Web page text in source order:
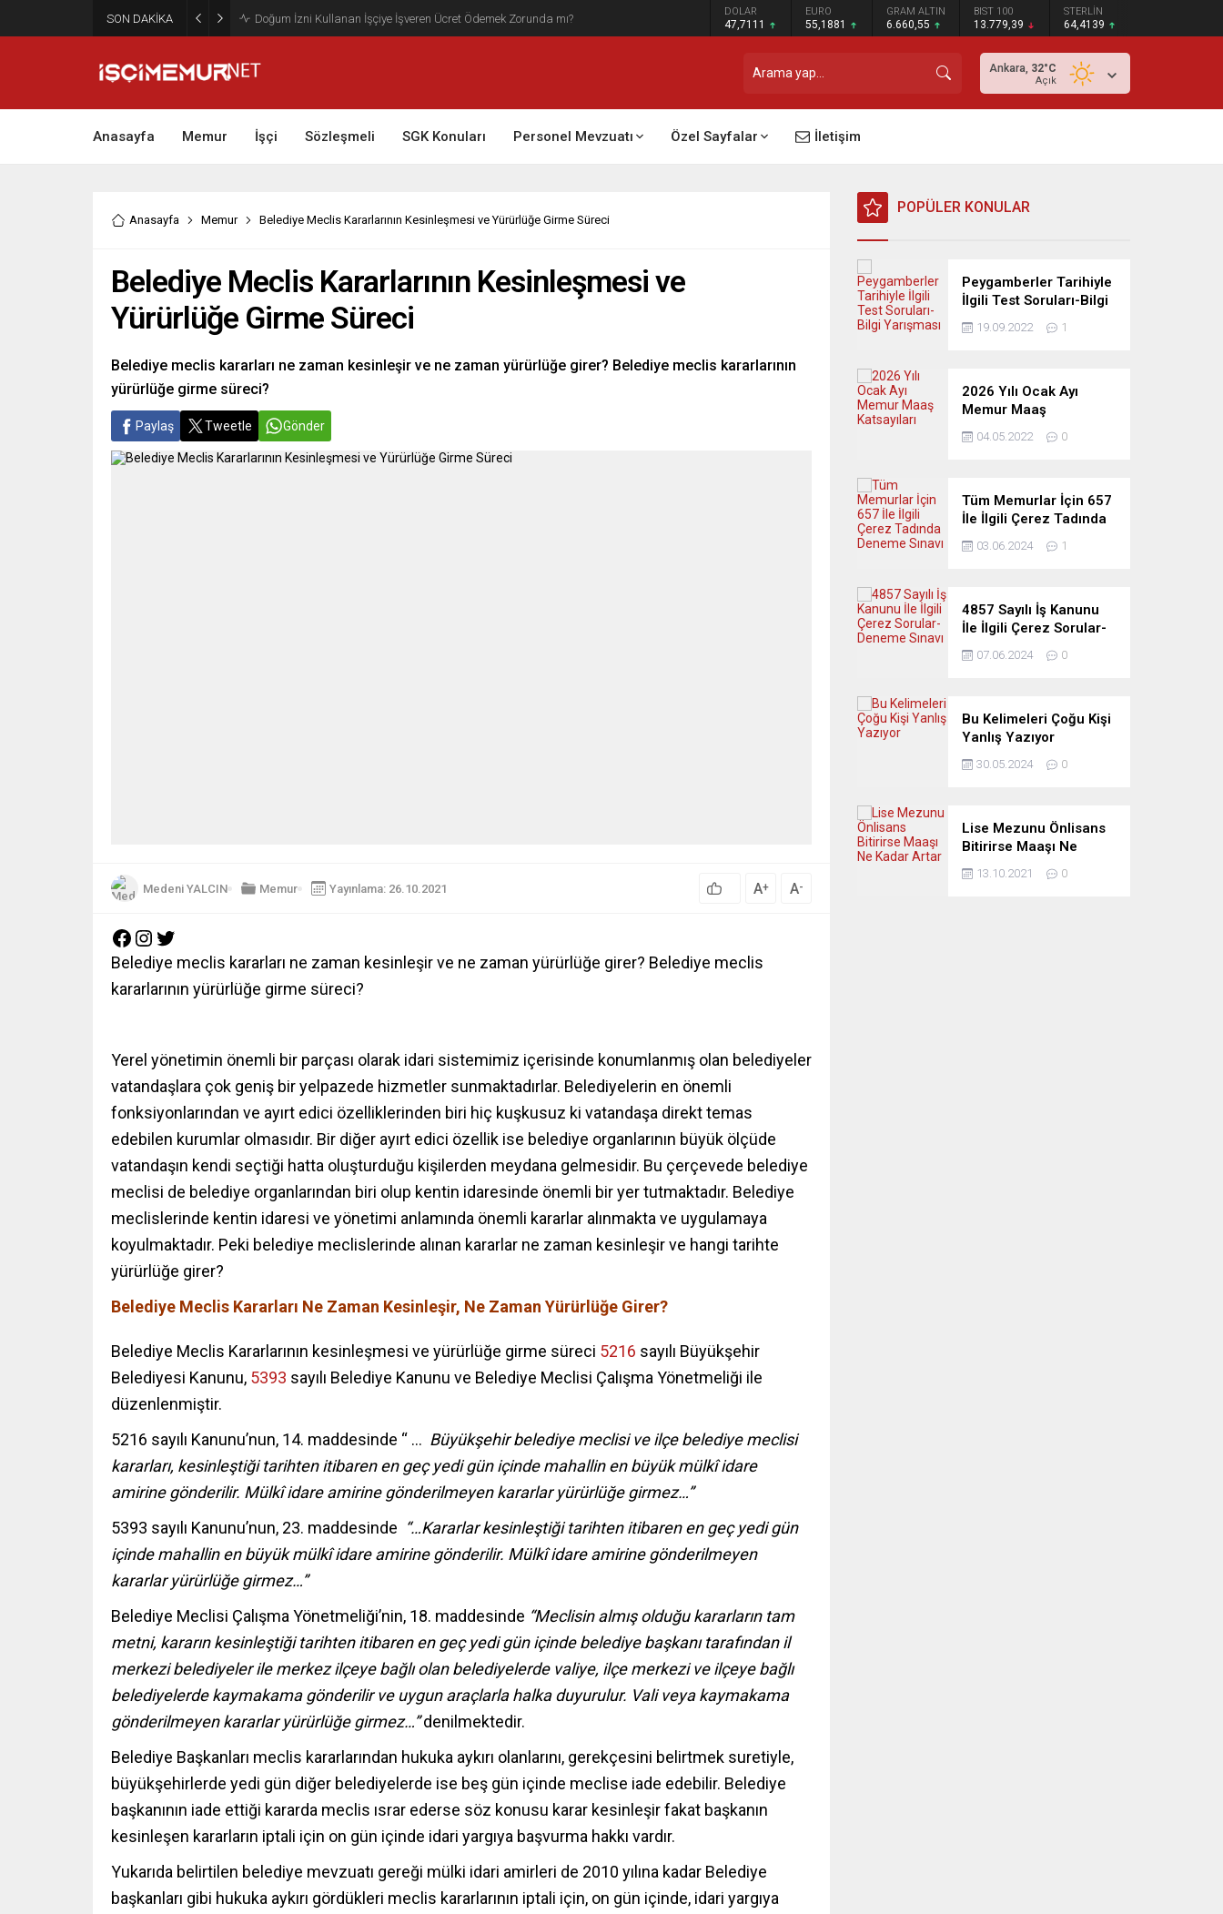
SON DAKİKA Maktu Mesai Ödemesinde Heyet Raporu Dikkate Alınır Mı? DOLAR
47,7111
EURO
55,1881
GRAM ALTIN
6.660,55
BIST 100
13.779,39
STERLİN
64,4139
Ankara, 32°C
Açık
Anasayfa Memur İşçi Sözleşmeli SGK Konuları Personel Mevzuatı Özel Sayfalar İletişim
Anasayfa Memur Belediye Meclis Kararlarının Kesinleşmesi ve Yürürlüğe Girme Süreci
Belediye Meclis Kararlarının Kesinleşmesi ve
Yürürlüğe Girme Süreci
Belediye meclis kararları ne zaman kesinleşir ve ne zaman yürürlüğe girer? Belediye meclis kararlarının
yürürlüğe girme süreci?
Paylaş Tweetle Gönder
Medeni YALCIN Memur Yayınlama: 26.10.2021 A+ A-
Belediye meclis kararları ne zaman kesinleşir ve ne zaman yürürlüğe girer? Belediye meclis
kararlarının yürürlüğe girme süreci?
Yerel yönetimin önemli bir parçası olarak idari sistemimiz içerisinde konumlanmış olan belediyeler
vatandaşlara çok geniş bir yelpazede hizmetler sunmaktadırlar. Belediyelerin en önemli
fonksiyonlarından ve ayırt edici özelliklerinden biri hiç kuşkusuz ki vatandaşa direkt temas
edebilen kurumlar olmasıdır. Bir diğer ayırt edici özellik ise belediye organlarının büyük ölçüde
vatandaşın kendi seçtiği hatta oluşturduğu kişilerden meydana gelmesidir. Bu çerçevede belediye
meclisi de belediye organlarından biri olup kentin idaresinde önemli bir yer tutmaktadır. Belediye
meclislerinde kentin idaresi ve yönetimi anlamında önemli kararlar alınmakta ve uygulamaya
koyulmaktadır. Peki belediye meclislerinde alınan kararlar ne zaman kesinleşir ve hangi tarihte
yürürlüğe girer?
Belediye Meclis Kararları Ne Zaman Kesinleşir, Ne Zaman Yürürlüğe Girer?
Belediye Meclis Kararlarının kesinleşmesi ve yürürlüğe girme süreci 5216 sayılı Büyükşehir
Belediyesi Kanunu, 5393 sayılı Belediye Kanunu ve Belediye Meclisi Çalışma Yönetmeliği ile
düzenlenmiştir.
5216 sayılı Kanunu’nun, 14. maddesinde “ … Büyükşehir belediye meclisi ve ilçe belediye meclisi
kararları, kesinleştiği tarihten itibaren en geç yedi gün içinde mahallin en büyük mülkî idare
amirine gönderilir. Mülkî idare amirine gönderilmeyen kararlar yürürlüğe girmez…”
5393 sayılı Kanunu’nun, 23. maddesinde “…Kararlar kesinleştiği tarihten itibaren en geç yedi gün
içinde mahallin en büyük mülkî idare amirine gönderilir. Mülkî idare amirine gönderilmeyen
kararlar yürürlüğe girmez…”
Belediye Meclisi Çalışma Yönetmeliği’nin, 18. maddesinde “Meclisin almış olduğu kararların tam
metni, kararın kesinleştiği tarihten itibaren en geç yedi gün içinde belediye başkanı tarafından il
merkezi belediyeler ile merkez ilçeye bağlı olan belediyelerde valiye, ilçe merkezi ve ilçeye bağlı
belediyelerde kaymakama gönderilir ve uygun araçlarla halka duyurulur. Vali veya kaymakama
gönderilmeyen kararlar yürürlüğe girmez…”denilmektedir.
Belediye Başkanları meclis kararlarından hukuka aykırı olanlarını, gerekçesini belirtmek suretiyle,
büyükşehirlerde yedi gün diğer belediyelerde ise beş gün içinde meclise iade edebilir. Belediye
başkanının iade ettiği kararda meclis ısrar ederse söz konusu karar kesinleşir fakat başkanın
kesinleşen kararların iptali için on gün içinde idari yargıya başvurma hakkı vardır.
Yukarıda belirtilen belediye mevzuatı gereği mülki idari amirleri de 2010 yılına kadar Belediye
başkanları gibi hukuka aykırı gördükleri meclis kararlarının iptali için, on gün içinde, idari yargıya
POPÜLER KONULAR
Peygamberler Tarihiyle
İlgili Test Soruları-Bilgi
Yarışması
19.09.2022 1
2026 Yılı Ocak Ayı
Memur Maaş
Katsayıları
04.05.2022 0
Tüm Memurlar İçin 657
İle İlgili Çerez Tadında
Deneme Sınavı
03.06.2024 1
4857 Sayılı İş Kanunu
İle İlgili Çerez Sorular-
Deneme Sınavı
07.06.2024 0
Bu Kelimeleri Çoğu Kişi
Yanlış Yazıyor
30.05.2024 0
Lise Mezunu Önlisans
Bitirirse Maaşı Ne
Kadar Artar
13.10.2021 0